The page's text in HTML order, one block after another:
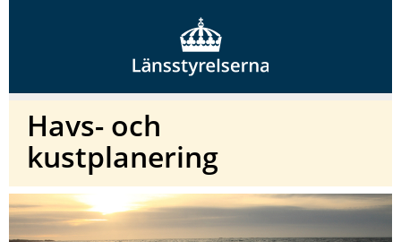
Havs- och
kustplanering